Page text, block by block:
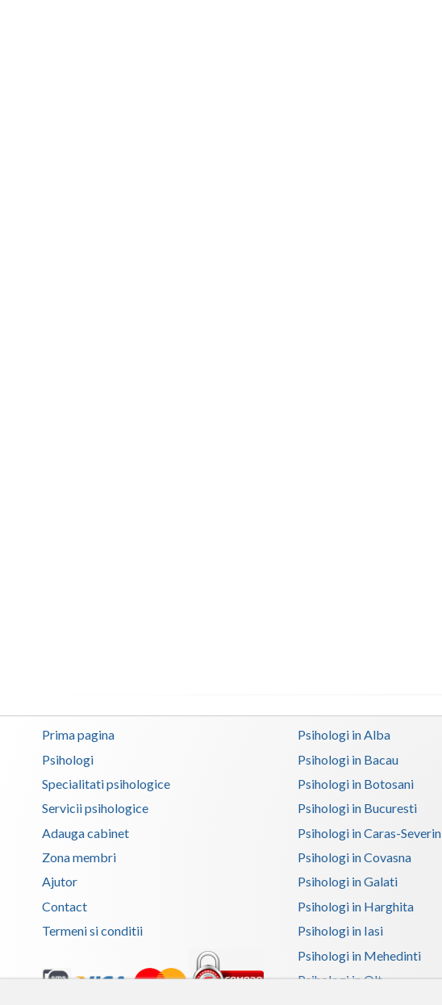
Prima pagina
Psihologi
Specialitati psihologice
Servicii psihologice
Adauga cabinet
Zona membri
Ajutor
Contact
Termeni si conditii
Psihologi in Alba
Psihologi in Bacau
Psihologi in Botosani
Psihologi in Bucuresti
Psihologi in Caras-Severin
Psihologi in Covasna
Psihologi in Galati
Psihologi in Harghita
Psihologi in Iasi
Psihologi in Mehedinti
Psihologi in Olt